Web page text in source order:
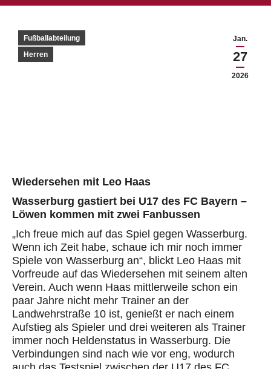
Jan.
27
2026
Fußballabteilung
Herren
Wiedersehen mit Leo Haas
Wasserburg gastiert bei U17 des FC Bayern –
Löwen kommen mit zwei Fanbussen
„Ich freue mich auf das Spiel gegen Wasserburg.
Wenn ich Zeit habe, schaue ich mir noch immer
Spiele von Wasserburg an“, blickt Leo Haas mit
Vorfreude auf das Wiedersehen mit seinem alten
Verein. Auch wenn Haas mittlerweile schon ein
paar Jahre nicht mehr Trainer an der
Landwehrstraße 10 ist, genießt er nach einem
Aufstieg als Spieler und drei weiteren als Trainer
immer noch Heldenstatus in Wasserburg. Die
Verbindungen sind nach wie vor eng, wodurch